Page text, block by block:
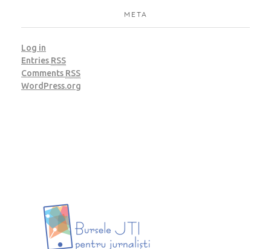
META
Log in
Entries RSS
Comments RSS
WordPress.org